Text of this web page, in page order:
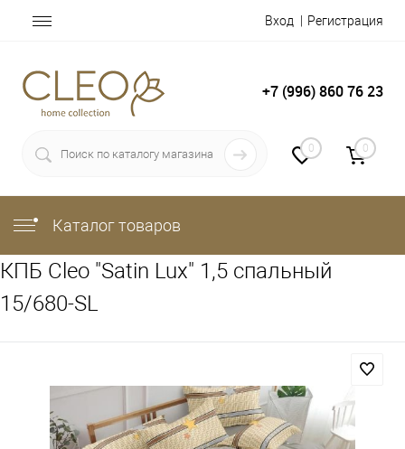
Вход Регистрация
+7 (996) 860 76 23
0 0
Каталог товаров
КПБ Cleo "Satin Lux" 1,5 спальный
15/680-SL